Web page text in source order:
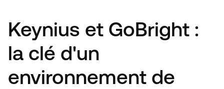
Keynius et GoBright :
la clé d'un
environnement de